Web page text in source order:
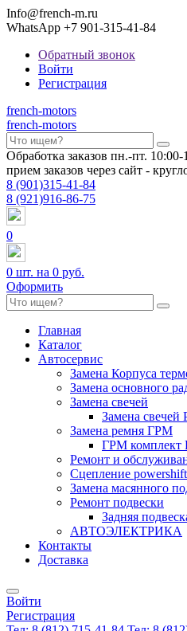
Info@french-m.ru
WhatsApp +7 901-315-41-84
Обратный звонок
Войти
Регистрация
french-motors
french-motors
Обработка заказов пн.-пт. 10:00-
прием заказов через сайт -
8 (901)315-41-84
8 (921)916-86-75
0
0 шт. на 0 руб.
Оформить
Главная
Каталог
Автосервис
Замена Корпуса
Замена основного
Замена свечей
Замена свечей
Замена ремня ГРМ
ГРМ комплект
Ремонт и
Сцепление
Замена масянного
Ремонт подвески
Задняя
АВТОЭЛЕКТРИКА
Контакты
Доставка
Войти
Регистрация